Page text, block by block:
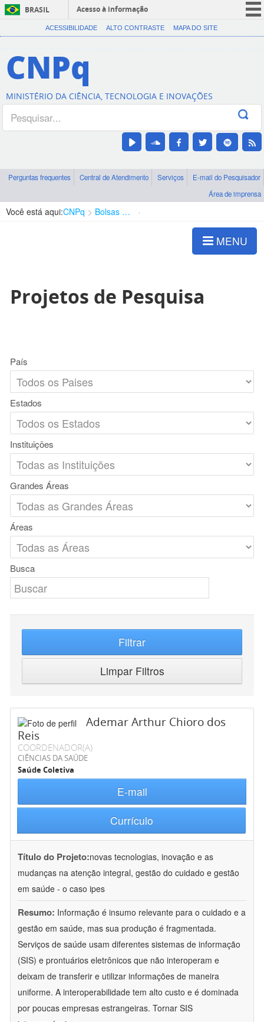
BRASIL
Acesso à informação
CORONAVÍRUS (COVID-19)
Canais
ACESSIBILIDADE ALTO CONTRASTE MAPA DO SITE
CNPq
MINISTÉRIO DA CIÊNCIA, TECNOLOGIA E INOVAÇÕES
Perguntas frequentes Central de Atendimento Serviços
E-mail do Pesquisador
Área de imprensa
Você está aqui:CNPq Bolsas e Auxílios Vigentes
MENU
Projetos de Pesquisa
País
Estados
Instituições
Grandes Áreas
Áreas
Busca
Filtrar
Limpar Filtros
Ademar Arthur Chioro dos
Reis
COORDENADOR(A)
CIÊNCIAS DA SAÚDE
Saúde Coletiva
E-mail
Currículo
Título do Projeto:novas tecnologias, inovação e as
mudanças na atenção integral, gestão do cuidado e gestão
em saúde - o caso ipes
Resumo: Informação é insumo relevante para o cuidado e a
gestão em saúde, mas sua produção é fragmentada.
Serviços de saúde usam diferentes sistemas de informação
(SIS) e prontuários eletrônicos que não interoperam e
deixam de transferir e utilizar informações de maneira
uniforme. A interoperabilidade tem alto custo e é dominada
por poucas empresas estrangeiras. Tornar SIS